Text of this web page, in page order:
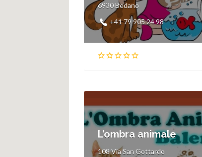
6930 Bedano
+41 79 905 24 98
L’ombra animale
108 Via San Gottardo